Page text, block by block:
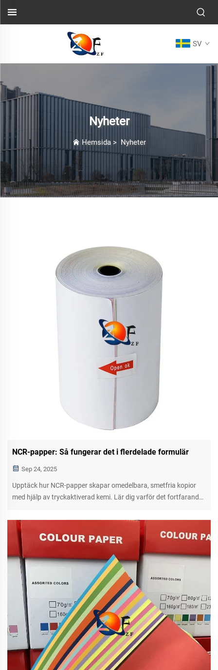
SV
Nyheter
Hemsida> Nyheter
NCR-papper: Så fungerar det i flerdelade formulär
Sep 24, 2025
Upptäck hur NCR-papper skapar omedelbara, smetfria kopior
med hjälp av tryckaktiverad kemi. Lär dig varför det fortfarande